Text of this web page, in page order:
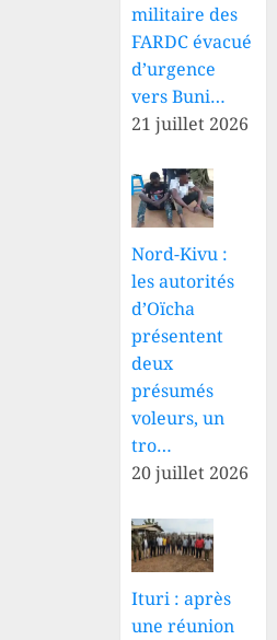
militaire des
FARDC évacué
d’urgence
vers Buni…
21 juillet 2026
Nord-Kivu :
les autorités
d’Oïcha
présentent
deux
présumés
voleurs, un
tro…
20 juillet 2026
Ituri : après
une réunion